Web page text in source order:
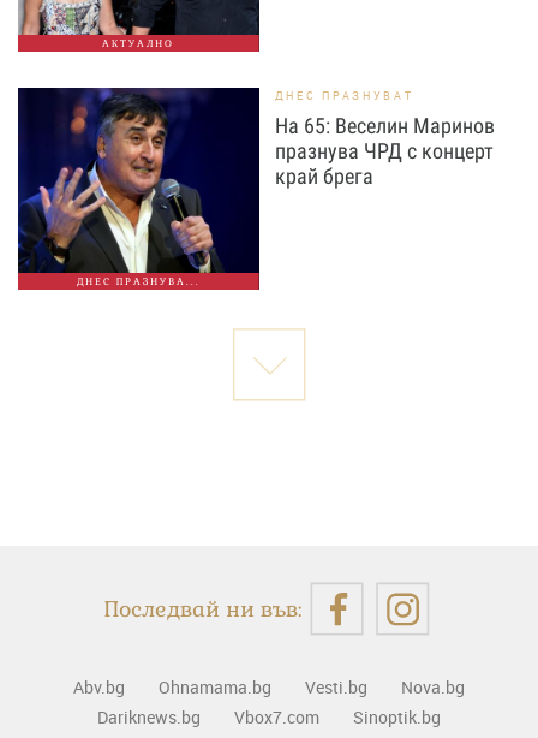
АКТУАЛНО
ДНЕС ПРАЗНУВА...
ДНЕС ПРАЗНУВАТ
На 65: Веселин Маринов
празнува ЧРД с концерт
край брега
Последвай ни във:
Abv.bg Ohnamama.bg Vesti.bg
Nova.bg
Dariknews.bg
Vbox7.com
Sinoptik.bg